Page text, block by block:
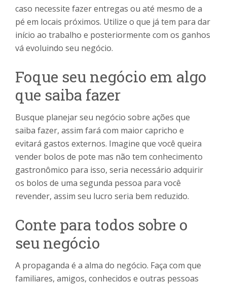
caso necessite fazer entregas ou até mesmo de a
pé em locais próximos. Utilize o que já tem para dar
início ao trabalho e posteriormente com os ganhos
vá evoluindo seu negócio.
Foque seu negócio em algo
que saiba fazer
Busque planejar seu negócio sobre ações que
saiba fazer, assim fará com maior capricho e
evitará gastos externos. Imagine que você queira
vender bolos de pote mas não tem conhecimento
gastronômico para isso, seria necessário adquirir
os bolos de uma segunda pessoa para você
revender, assim seu lucro seria bem reduzido.
Conte para todos sobre o
seu negócio
A propaganda é a alma do negócio. Faça com que
familiares, amigos, conhecidos e outras pessoas